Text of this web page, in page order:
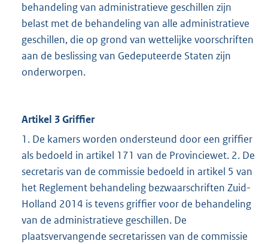
behandeling van administratieve geschillen zijn
belast met de behandeling van alle administratieve
geschillen, die op grond van wettelijke voorschriften
aan de beslissing van Gedeputeerde Staten zijn
onderworpen.
Artikel 3 Griffier
1. De kamers worden ondersteund door een griffier
als bedoeld in artikel 171 van de Provinciewet. 2. De
secretaris van de commissie bedoeld in artikel 5 van
het Reglement behandeling bezwaarschriften Zuid-
Holland 2014 is tevens griffier voor de behandeling
van de administratieve geschillen. De
plaatsvervangende secretarissen van de commissie